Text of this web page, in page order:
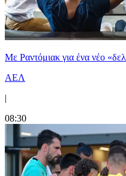
Με Ραντόμιακ για ένα νέο
ΑΕΛ
|
08:30